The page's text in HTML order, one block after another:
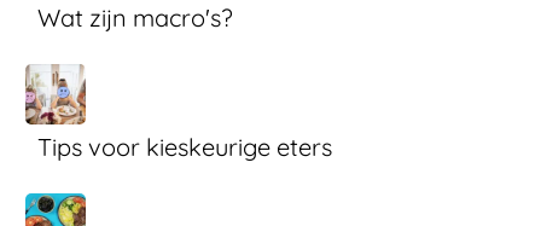
Wat zijn macro's?
Tips voor kieskeurige eters